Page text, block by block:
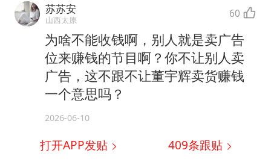
苏苏安
山西太原 60
为啥不能收钱啊，别人就是卖广告
位来赚钱的节目啊？你不让别人卖
广告，这不跟不让董宇辉卖货赚钱
一个意思吗？
2026-06-10
打开APP发贴 409条跟贴